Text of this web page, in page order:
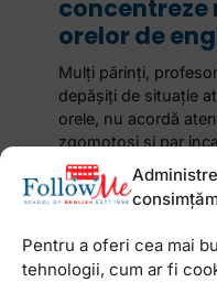
Pentru a oferi cea mai
tehnologii, cum ar fi
concentreze
orelor de
Mulți părinți,
depășiți de situație
orele, nu acordă
zgomotoși și par
Primul impuls ar